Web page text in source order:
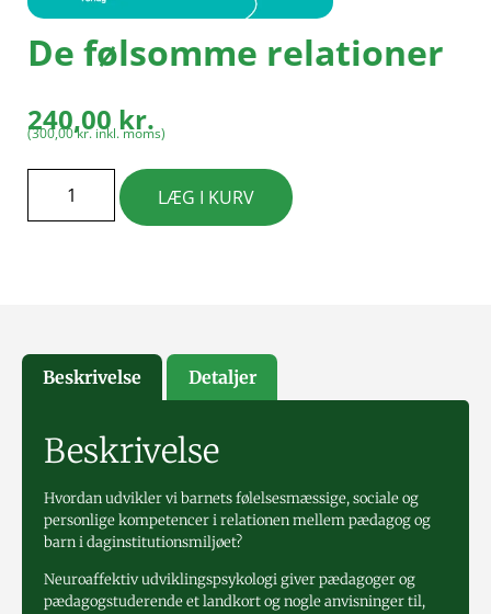
De følsomme relationer
240,00kr.
(300,00kr.inkl. moms)
LÆG I KURV
Beskrivelse Detaljer
Beskrivelse
Hvordan udvikler vi barnets følelsesmæssige, sociale og
personlige kompetencer i relationen mellem pædagog og
barn i daginstitutionsmiljøet?
Neuroaffektiv udviklingspsykologi giver pædagoger og
pædagogstuderende et landkort og nogle anvisninger til,